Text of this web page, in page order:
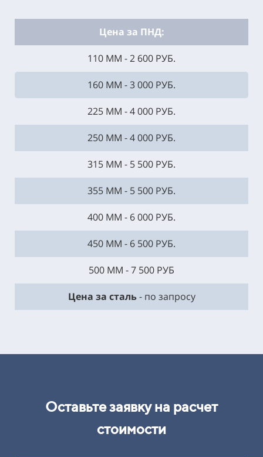
Цена за ПНД:
110 ММ - 2 600 РУБ.
160 ММ - 3 000 РУБ.
225 ММ - 4 000 РУБ.
250 ММ - 4 000 РУБ.
315 ММ - 5 500 РУБ.
355 ММ - 5 500 РУБ.
400 ММ - 6 000 РУБ.
450 ММ - 6 500 РУБ.
500 ММ - 7 500 РУБ
Цена за сталь- по запросу
Оставьте заявку на расчет
стоимости